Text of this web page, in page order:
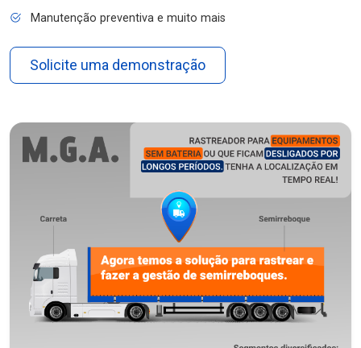
Manutenção preventiva e muito mais
Solicite uma demonstração